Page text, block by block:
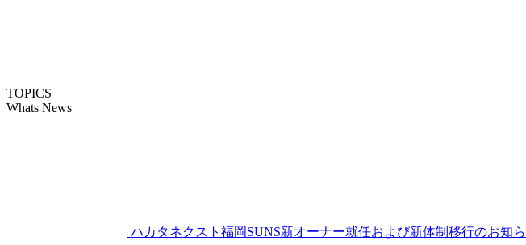
TOPICS
Whats News
ハカタネクスト福岡SUNS新オーナー就任および新体制移行のお知